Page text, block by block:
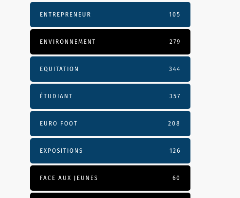
ENTREPRENEUR 105
ENVIRONNEMENT 279
EQUITATION 344
ÉTUDIANT 357
EURO FOOT 208
EXPOSITIONS 126
FACE AUX JEUNES 60